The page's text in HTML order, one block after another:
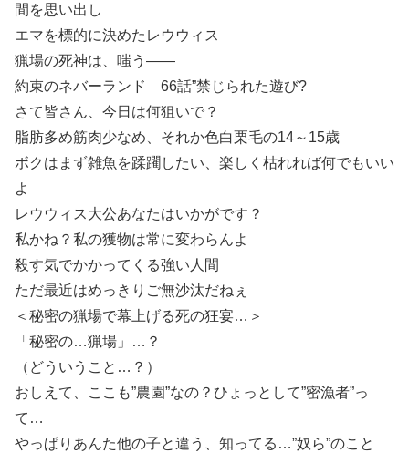
間を思い出し
エマを標的に決めたレウウィス
猟場の死神は、嗤う――
約束のネバーランド 66話”禁じられた遊び?
さて皆さん、今日は何狙いで？
脂肪多め筋肉少なめ、それか色白栗毛の14～15歳
ボクはまず雑魚を蹂躙したい、楽しく枯れれば何でもいい
よ
レウウィス大公あなたはいかがです？
私かね？私の獲物は常に変わらんよ
殺す気でかかってくる強い人間
ただ最近はめっきりご無沙汰だねぇ
＜秘密の猟場で幕上げる死の狂宴…＞
「秘密の…猟場」…？
（どういうこと…？）
おしえて、ここも”農園”なの？ひょっとして”密漁者”っ
て…
やっぱりあんた他の子と違う、知ってる…”奴ら”のこと